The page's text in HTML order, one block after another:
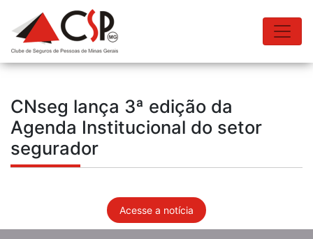
CNseg lança 3ª edição da
Agenda Institucional do setor
segurador
Acesse a notícia